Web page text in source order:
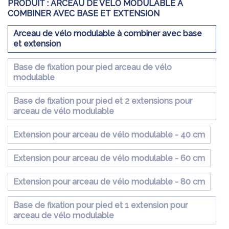
PRODUIT : ARCEAU DE VÉLO MODULABLE À
COMBINER AVEC BASE ET EXTENSION
Arceau de vélo modulable à combiner avec base
et extension
Base de fixation pour pied arceau de vélo
modulable
Base de fixation pour pied et 2 extensions pour
arceau de vélo modulable
Extension pour arceau de vélo modulable - 40 cm
Extension pour arceau de vélo modulable - 60 cm
Extension pour arceau de vélo modulable - 80 cm
Base de fixation pour pied et 1 extension pour
arceau de vélo modulable